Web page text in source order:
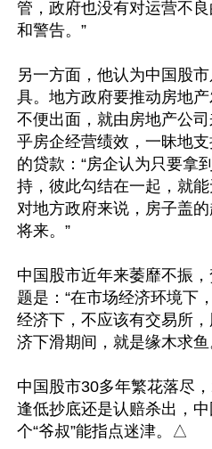
管，政府也没有对运营不
和警告。”
另一方面，他认为中国股
具。地方政府要推动房地
不便出面，就由房地产公
乎房企经营绩效，一昧地
的贷款：“房企认为只要拿
持，彼此勾结在一起，就能
对地方政府来说，房子盖
将来。”
中国股市近年来萎靡不振
题是：“在市场经济环境下
经济下，不应该有交易所
济下滑期间，就是缘木求鱼
中国股市30多年繁花落尽
逢低抄底还是认赔杀出，